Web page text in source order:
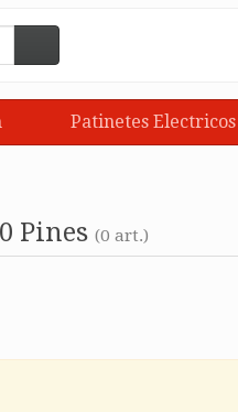
Patinetes Electricos
Pines (0 art.)